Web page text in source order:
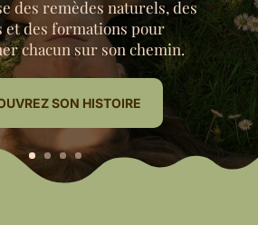
des remèdes naturels, des
et des formations pour
chacun sur son chemin.
SON HISTOIRE